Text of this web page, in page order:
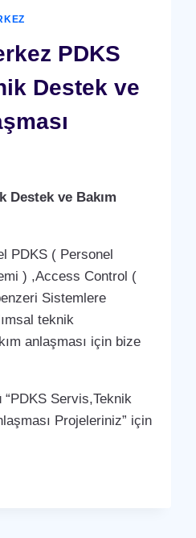
PDKS
Destek ve
Destek ve Bakım
PDKS ( Personel
) ,Access Control (
Sistemlere
teknik
anlaşması için bize
“PDKS Servis,Teknik
Projeleriniz” için